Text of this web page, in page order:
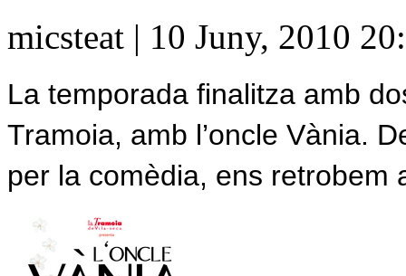
micsteat | 10 Juny, 2010
La temporada finalitza amb
Tramoia, amb l’oncle Vània.
per la comèdia, ens retrobem